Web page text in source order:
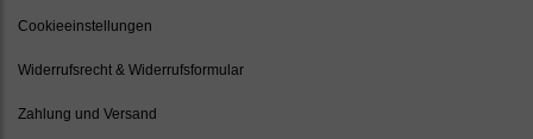
Cookieeinstellungen
Widerrufsrecht & Widerrufsformular
Zahlung und Versand